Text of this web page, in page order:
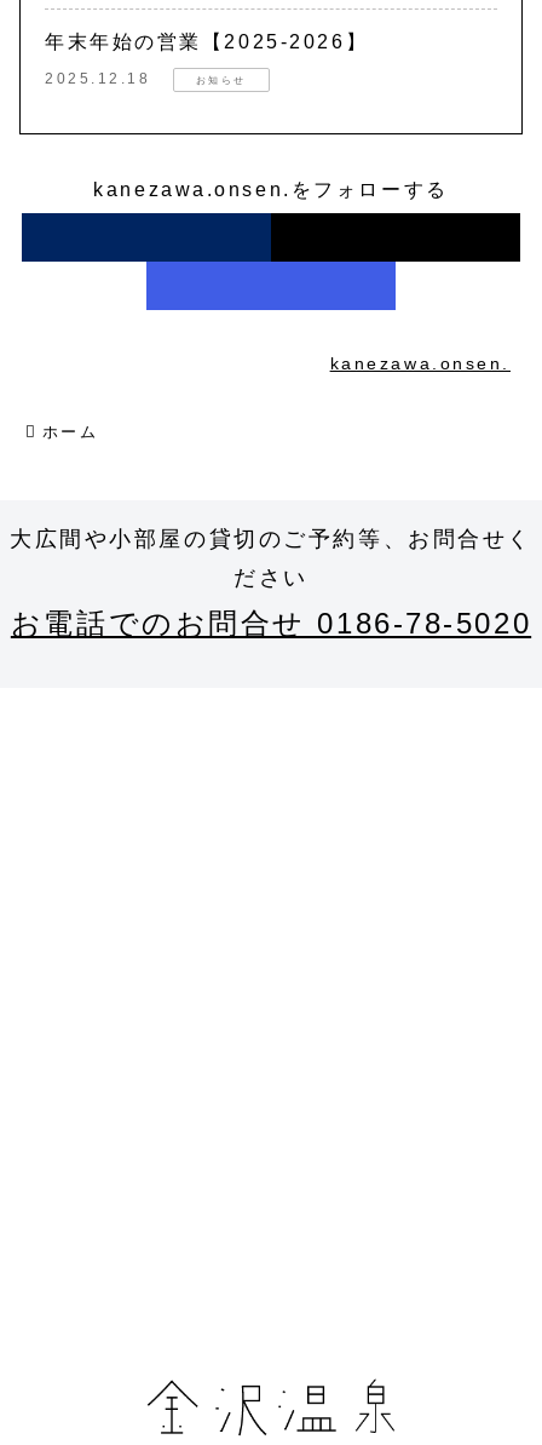
年末年始の営業【2025-2026】
2025.12.18 お知らせ
kanezawa.onsen.をフォローする
kanezawa.onsen.
ホーム
大広間や小部屋の貸切のご予約等、お問合せく
ださい
お電話でのお問合せ 0186-78-5020